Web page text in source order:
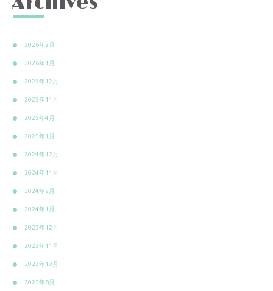
2026年2月
2026年1月
2025年12月
2025年11月
2025年4月
2025年1月
2024年12月
2024年11月
2024年2月
2024年1月
2023年12月
2023年11月
2023年10月
2023年8月